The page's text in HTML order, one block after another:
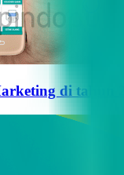
di tahun